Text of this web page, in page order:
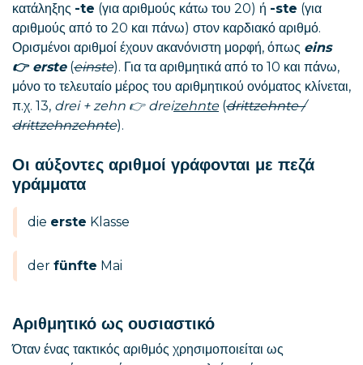
κατάληξης -te (για αριθμούς κάτω του 20) ή -ste (για
αριθμούς από το 20 και πάνω) στον καρδιακό αριθμό.
Ορισμένοι αριθμοί έχουν ακανόνιστη μορφή, όπως eins
👉 erste(einste). Για τα αριθμητικά από το 10 και πάνω,
μόνο το τελευταίο μέρος του αριθμητικού ονόματος κλίνεται,
π.χ. 13, drei + zehn 👉 dreizehnte(drittzehnte /
drittzehnzehnte).
Οι αύξοντες αριθμοί γράφονται με πεζά
γράμματα
die erste Klasse
der fünfte Mai
Αριθμητικό ως ουσιαστικό
Όταν ένας τακτικός αριθμός χρησιμοποιείται ως